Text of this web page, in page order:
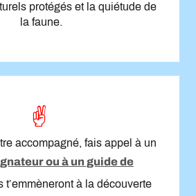
protégés et la quiétude de
la faune.
accompagné, fais appel à un
ou à un guide de
t’emmèneront à la découverte